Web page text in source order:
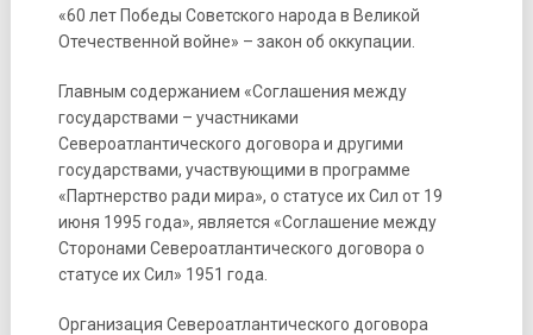
«60 лет Победы Советского народа в Великой
Отечественной войне» – закон об оккупации.
Главным содержанием «Соглашения между
государствами – участниками
Североатлантического договора и другими
государствами, участвующими в программе
«Партнерство ради мира», о статусе их Сил от 19
июня 1995 года», является «Соглашение между
Сторонами Североатлантического договора о
статусе их Сил» 1951 года.
Организация Североатлантического договора